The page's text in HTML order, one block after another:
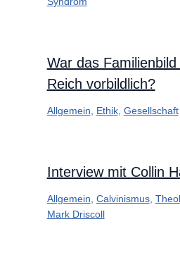
War das
Reich vorbildlich?
Allgemein Ethik, Gesellschaft
Interview mit Collin
Allgemein Calvinismus,
Mark Driscoll